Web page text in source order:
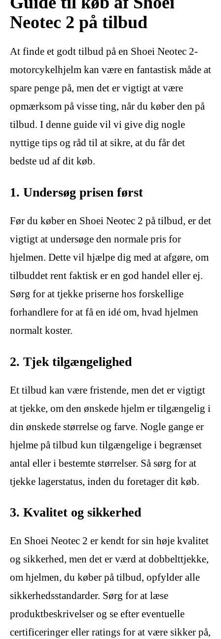
Neotec 2 på tilbud
At finde et godt tilbud på en Shoei Neotec 2-
motorcykelhjelm kan være en fantastisk måde at
spare penge på, men det er vigtigt at være
opmærksom på visse ting, når du køber den på
tilbud. I denne guide vil vi give dig nogle
nyttige tips og råd til at sikre, at du får det
bedste ud af dit køb.
1. Undersøg prisen først
Før du køber en Shoei Neotec 2 på tilbud, er det
vigtigt at undersøge den normale pris for
hjelmen. Dette vil hjælpe dig med at afgøre, om
tilbuddet rent faktisk er en god handel eller ej.
Sørg for at tjekke priserne hos forskellige
forhandlere for at få en idé om, hvad hjelmen
normalt koster.
2. Tjek tilgængelighed
Et tilbud kan være fristende, men det er vigtigt
at tjekke, om den ønskede hjelm er tilgængelig i
din ønskede størrelse og farve. Nogle gange er
hjelme på tilbud kun tilgængelige i begrænset
antal eller i bestemte størrelser. Så sørg for at
tjekke lagerstatus, inden du foretager dit køb.
3. Kvalitet og sikkerhed
En Shoei Neotec 2 er kendt for sin høje kvalitet
og sikkerhed, men det er værd at dobbelttjekke,
om hjelmen, du køber på tilbud, opfylder alle
sikkerhedsstandarder. Sørg for at læse
produktbeskrivelser og se efter eventuelle
certificeringer eller ratings for at være sikker på,